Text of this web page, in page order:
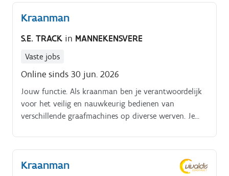
of 056 89 19 09
Kraanman
S.E. TRACK in MANNEKENSVERE
Vaste jobs
Online sinds 30 jun. 2026
Jouw functie. Als kraanman ben je verantwoordelijk
voor het veilig en nauwkeurig bedienen van
verschillende graafmachines op diverse werven. Je
projecten in grond-, graaf- en infrastructuurwerken
Jouw taken. Bedienen van een rupskraan,
bandenkraan en minigraver Uitvoeren van
Kraanman